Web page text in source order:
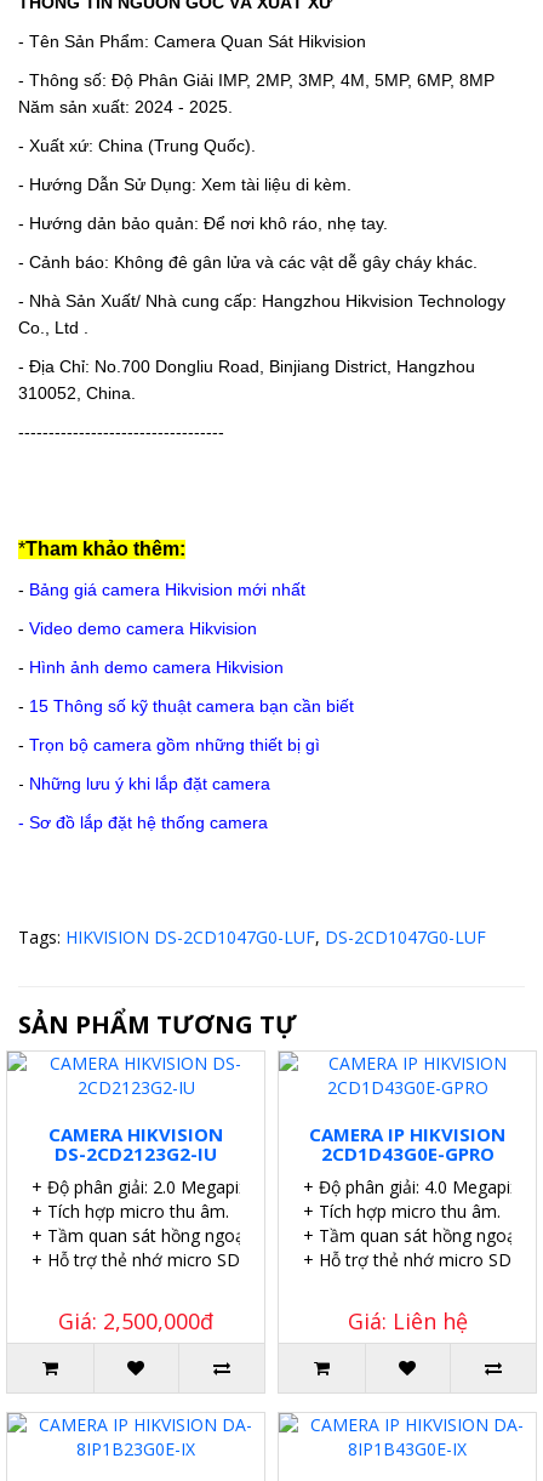
- Tên Sản Phẩm: Camera Quan Sát Hikvision
- Thông số: Độ Phân Giải IMP, 2MP, 3MP, 4M, 5MP, 6MP, 8MP
Năm sản xuất: 2024 - 2025.
- Xuất xứ: China (Trung Quốc).
- Hướng Dẫn Sử Dụng: Xem tài liệu di kèm.
- Hướng dản bảo quản: Để nơi khô ráo, nhẹ tay.
- Cảnh báo: Không đê gân lửa và các vật dễ gây cháy khác.
- Nhà Sản Xuất/ Nhà cung cấp: Hangzhou Hikvision Technology
Co., Ltd .
- Địa Chỉ: No.700 Dongliu Road, Binjiang District, Hangzhou
310052, China.
----------------------------------
*Tham khảo thêm:
- Bảng giá camera Hikvision mới nhất
- Video demo camera Hikvision
- Hình ảnh demo camera Hikvision
- 15 Thông số kỹ thuật camera bạn cần biết
- Trọn bộ camera gồm những thiết bị gì
- Những lưu ý khi lắp đặt camera
- Sơ đồ lắp đặt hệ thống camera
Tags: HIKVISION DS-2CD1047G0-LUF, DS-2CD1047G0-LUF
SẢN PHẨM TƯƠNG TỰ
CAMERA HIKVISION
DS-2CD2123G2-IU
+ Độ phân giải: 2.0 Megapixel.
+ Tích hợp micro thu âm.
+ Tầm quan sát hồng ngoại: 40 mét.
+ Hỗ trợ thẻ nhớ micro SD 256GB.
Giá: 2,500,000đ
CAMERA IP HIKVISION
2CD1D43G0E-GPRO
+ Độ phân giải: 4.0 Megapixel.
+ Tích hợp micro thu âm.
+ Tầm quan sát hồng ngoại:
+ Hỗ trợ thẻ nhớ micro SD
Giá: Liên hệ